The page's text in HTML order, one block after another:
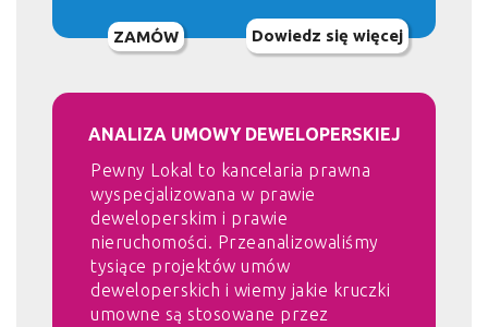
ZAMÓW Dowiedz się więcej
ANALIZA UMOWY DEWELOPERSKIEJ
Pewny Lokal to kancelaria prawna
wyspecjalizowana w prawie
deweloperskim i prawie
nieruchomości. Przeanalizowaliśmy
tysiące projektów umów
deweloperskich i wiemy jakie kruczki
umowne są stosowane przez